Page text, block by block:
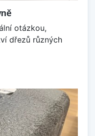
otázkou,
dřezů různých